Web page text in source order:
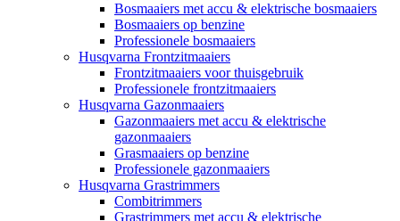
Bosmaaiers met accu & elektrische bosmaaiers
Bosmaaiers op benzine
Professionele bosmaaiers
Husqvarna Frontzitmaaiers
Frontzitmaaiers voor thuisgebruik
Professionele frontzitmaaiers
Husqvarna Gazonmaaiers
Gazonmaaiers met accu & elektrische
gazonmaaiers
Grasmaaiers op benzine
Professionele gazonmaaiers
Husqvarna Grastrimmers
Combitrimmers
Grastrimmers met accu & elektrische